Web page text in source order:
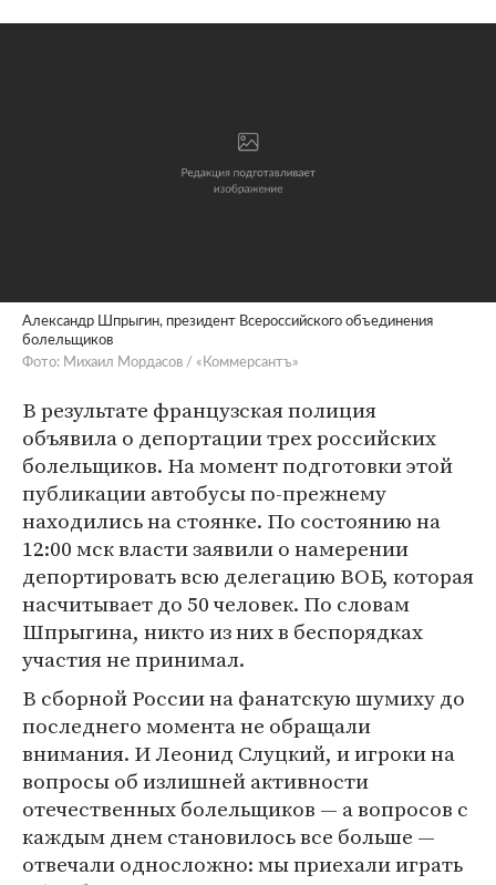
Александр Шпрыгин, президент Всероссийского объединения
болельщиков
Фото: Михаил Мордасов / «Коммерсантъ»
В результате французская полиция
объявила о депортации трех российских
болельщиков. На момент подготовки этой
публикации автобусы по-прежнему
находились на стоянке. По состоянию на
12:00 мск власти заявили о намерении
депортировать всю делегацию ВОБ, которая
насчитывает до 50 человек. По словам
Шпрыгина, никто из них в беспорядках
участия не принимал.
В сборной России на фанатскую шумиху до
последнего момента не обращали
внимания. И Леонид Слуцкий, и игроки на
вопросы об излишней активности
отечественных болельщиков — а вопросов с
каждым днем становилось все больше —
отвечали односложно: мы приехали играть